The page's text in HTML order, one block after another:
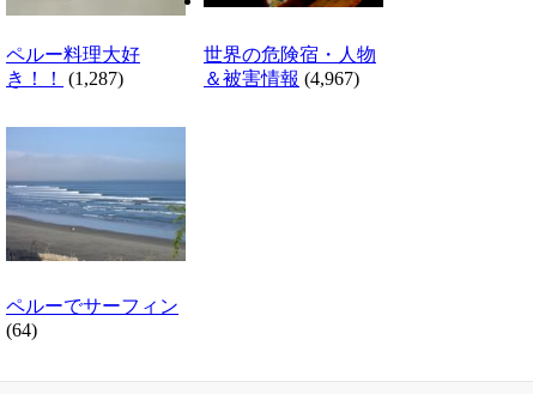
ペルー料理大好
き！！
(1,287)
世界の危険宿・人物
＆被害情報 (4,967)
ペルーでサーフィン
(64)